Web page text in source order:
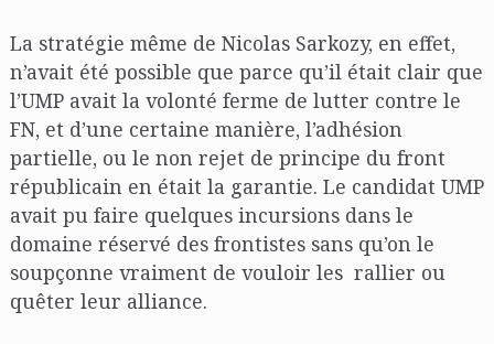
La stratégie même de Nicolas Sarkozy, en effet,
n’avait été possible que parce qu’il était clair que
l’UMP avait la volonté ferme de lutter contre le
FN, et d’une certaine manière, l’adhésion
partielle, ou le non rejet de principe du front
républicain en était la garantie. Le candidat UMP
avait pu faire quelques incursions dans le
domaine réservé des frontistes sans qu’on le
soupçonne vraiment de vouloir les rallier ou
quêter leur alliance.